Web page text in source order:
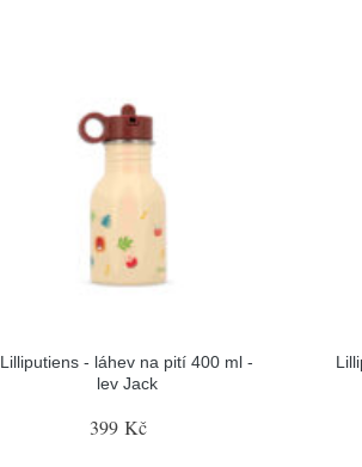
Lilliputiens - láhev na pití 400 ml -
lev Jack
399 Kč